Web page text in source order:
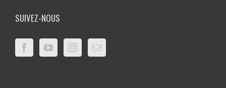
SUIVEZ-NOUS